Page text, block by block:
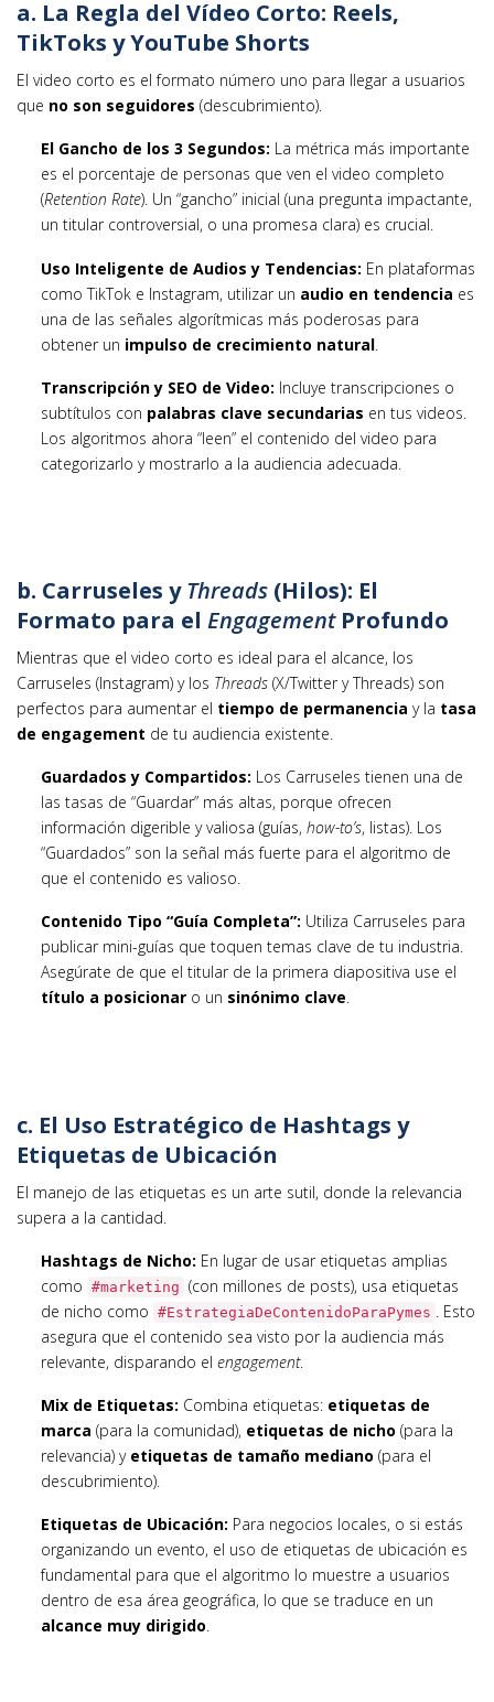
a. La Regla del Vídeo Corto: Reels,
TikToks y YouTube Shorts
El video corto es el formato número uno para llegar a usuarios
que no son seguidores (descubrimiento).
El Gancho de los 3 Segundos: La métrica más importante
es el porcentaje de personas que ven el video completo
(Retention Rate). Un “gancho” inicial (una pregunta impactante,
un titular controversial, o una promesa clara) es crucial.
Uso Inteligente de Audios y Tendencias: En plataformas
como TikTok e Instagram, utilizar un audio en tendencia es
una de las señales algorítmicas más poderosas para
obtener un impulso de crecimiento natural
Transcripción y SEO de Video: Incluye transcripciones o
subtítulos con palabras clave secundarias en tus videos.
Los algoritmos ahora “leen” el contenido del video para
categorizarlo y mostrarlo a la audiencia adecuada.
b. Carruseles yThreads (Hilos): El
Formato para el EngagementProfundo
Mientras que el video corto es ideal para el alcance, los
Carruseles (Instagram) y los Threads (X/Twitter y Threads) son
perfectos para aumentar el tiempo de permanencia y la tasa
de engagement de tu audiencia existente.
Guardados y Compartidos: Los Carruseles tienen una de
las tasas de “Guardar” más altas, porque ofrecen
información digerible y valiosa (guías,how-to’s, listas). Los
“Guardados” son la señal más fuerte para el algoritmo de
que el contenido es valioso.
Contenido Tipo “Guía Completa”: Utiliza Carruseles para
publicar mini-guías que toquen temas clave de tu industria.
Asegúrate de que el titular de la primera diapositiva use el
título a posicionar o un sinónimo clave.
c. El Uso Estratégico de Hashtags y
Etiquetas de Ubicación
El manejo de las etiquetas es un arte sutil, donde la relevancia
supera a la cantidad.
Hashtags de Nicho: En lugar de usar etiquetas amplias
como
#marketing (con millones de posts), usa etiquetas
de nicho como
#EstrategiaDeContenidoParaPymes
. Esto
asegura que el contenido sea visto por la audiencia más
relevante, disparando elengagement.
Mix de Etiquetas: Combina etiquetas: etiquetas de
marca (para la comunidad), etiquetas de nicho (para la
relevancia) y etiquetas de tamaño mediano (para el
descubrimiento).
Etiquetas de Ubicación: Para negocios locales, o si estás
organizando un evento, el uso de etiquetas de ubicación es
fundamental para que el algoritmo lo muestre a usuarios
dentro de esa área geográfica, lo que se traduce en un
alcance muy dirigido.